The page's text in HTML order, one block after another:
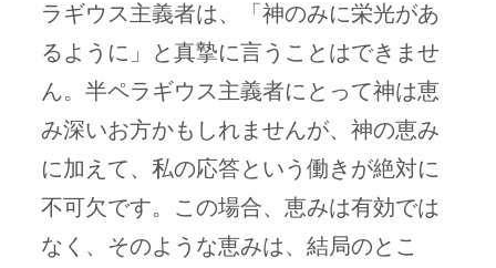
ラギウス主義者は、「神のみに栄光があ
るように」と真摯に言うことはできませ
ん。半ペラギウス主義者にとって神は恵
み深いお方かもしれませんが、神の恵み
に加えて、私の応答という働きが絶対に
不可欠です。この場合、恵みは有効では
なく、そのような恵みは、結局のとこ